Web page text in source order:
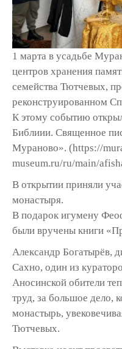
1 марта в усадьбе
центров хранения
семейства Тютчевых,
реконструированном
К этому событию
Библиии. Священное
Мураново». (https://
museum.ru/ru/main/
В открытии приняли
монастыря.
В подарок игумену
были вручены книги
Александр Богатырёв,
Сахно, один из
Аносинской обители
труд, за большое дело,
монастырь,
Тютчевых.